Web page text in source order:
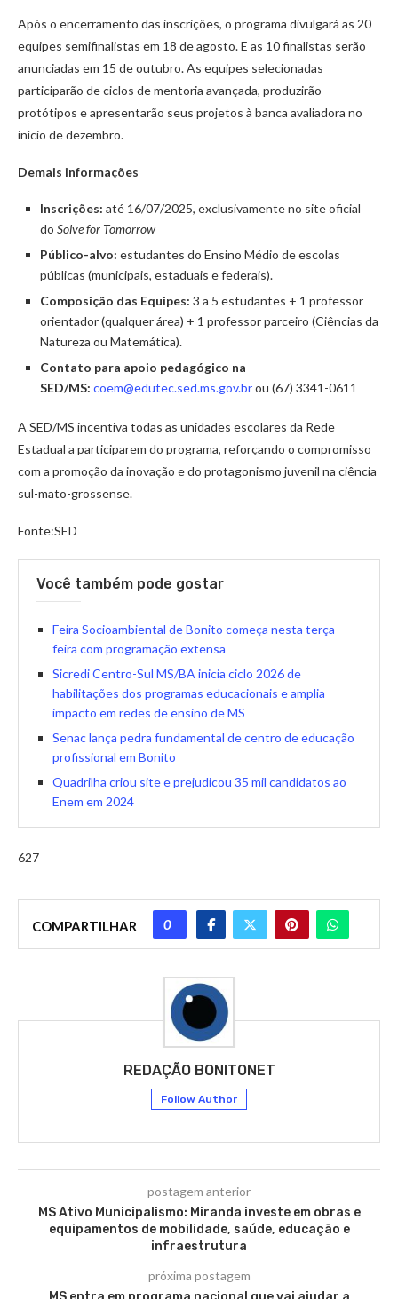
Após o encerramento das inscrições, o programa divulgará as 20
equipes semifinalistas em 18 de agosto. E as 10 finalistas serão
anunciadas em 15 de outubro. As equipes selecionadas
participarão de ciclos de mentoria avançada, produzirão
protótipos e apresentarão seus projetos à banca avaliadora no
início de dezembro.
Demais informações
Inscrições: até 16/07/2025, exclusivamente no site oficial
do Solve for Tomorrow
Público-alvo: estudantes do Ensino Médio de escolas
públicas (municipais, estaduais e federais).
Composição das Equipes: 3 a 5 estudantes + 1 professor
orientador (qualquer área) + 1 professor parceiro (Ciências da
Natureza ou Matemática).
Contato para apoio pedagógico na
SED/MS: coem@edutec.sed.ms.gov.brou (67) 3341-0611
A SED/MS incentiva todas as unidades escolares da Rede
Estadual a participarem do programa, reforçando o compromisso
com a promoção da inovação e do protagonismo juvenil na ciência
sul-mato-grossense.
Fonte:SED
Você também pode gostar
Feira Socioambiental de Bonito começa nesta terça-
feira com programação extensa
Sicredi Centro-Sul MS/BA inicia ciclo 2026 de
habilitações dos programas educacionais e amplia
impacto em redes de ensino de MS
Senac lança pedra fundamental de centro de educação
profissional em Bonito
Quadrilha criou site e prejudicou 35 mil candidatos ao
Enem em 2024
627
COMPARTILHAR 0
REDAÇÃO BONITONET
Follow Author
postagem anterior
MS Ativo Municipalismo: Miranda investe em obras e
equipamentos de mobilidade, saúde, educação e
infraestrutura
próxima postagem